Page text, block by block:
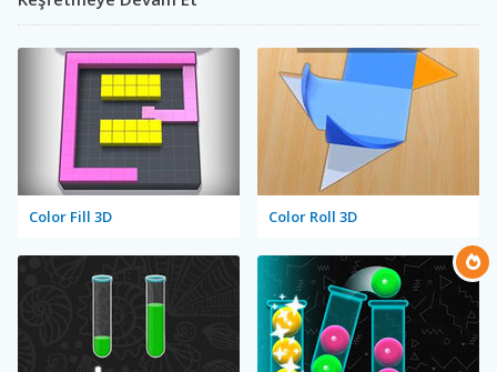
Color Fill 3D Color Roll 3D